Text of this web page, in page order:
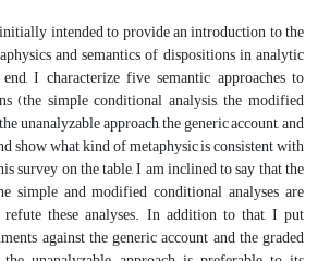
intended to provide an introduction to the
and semantics of dispositions in analytic
I characterize five semantic approaches to
(the simple conditional analysis, the modified
unanalyzable approach, the generic account, and
show what kind of metaphysic is consistent with
survey on the table, I am inclined to say that the
simple and modified conditional analyses are
these analyses. In addition to that, I put
against the generic account and the graded